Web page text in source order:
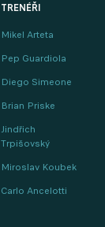
TRENÉŘI
Mikel Arteta
Pep Guardiola
Diego Simeone
Brian Priske
Jindřich
Trpišovský
Miroslav Koubek
Carlo Ancelotti